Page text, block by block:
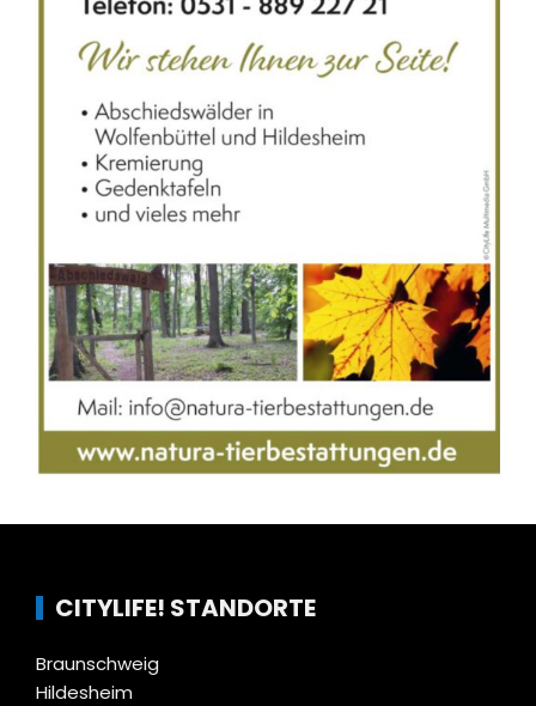
CITYLIFE! STANDORTE
Braunschweig
Hildesheim